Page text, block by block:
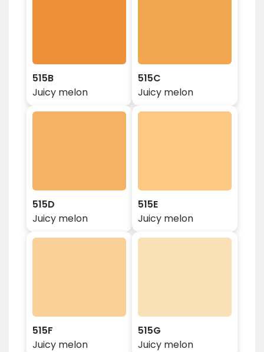
515B
Juicy melon
515C
Juicy melon
515D
Juicy melon
515E
Juicy melon
515F
Juicy melon
515G
Juicy melon